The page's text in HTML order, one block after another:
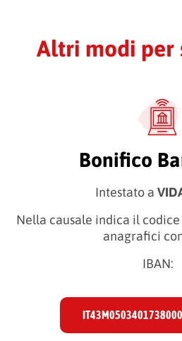
Altri modi per
Bonifico
Intestato a
Nella causale indica il codice
anagrafici
IBAN: